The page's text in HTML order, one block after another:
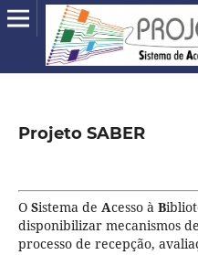
Projeto SABER
O Sistema de Acesso à B
disponibilizar mecanismos
processo de recepção,